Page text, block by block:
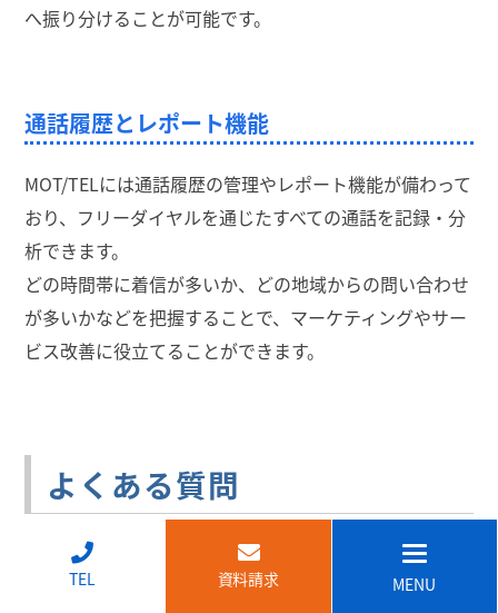
へ振り分けることが可能です。
通話履歴とレポート機能
MOT/TELには通話履歴の管理やレポート機能が備わって
おり、フリーダイヤルを通じたすべての通話を記録・分
析できます。
どの時間帯に着信が多いか、どの地域からの問い合わせ
が多いかなどを把握することで、マーケティングやサー
ビス改善に役立てることができます。
よくある質問
Q. スマホから0120・0800に電話すると料金
はかかりますか？
TEL 資料請求 MENU